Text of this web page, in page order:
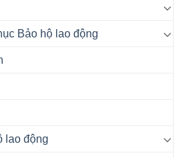
Bảo hộ lao động
lao động